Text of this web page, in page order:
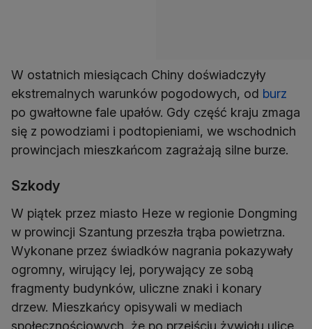
W ostatnich miesiącach Chiny doświadczyły
ekstremalnych warunków pogodowych, od burz
po gwałtowne fale upałów. Gdy część kraju zmaga
się z powodziami i podtopieniami, we wschodnich
prowincjach mieszkańcom zagrażają silne burze.
Szkody
W piątek przez miasto Heze w regionie Dongming
w prowincji Szantung przeszła trąba powietrzna.
Wykonane przez świadków nagrania pokazywały
ogromny, wirujący lej, porywający ze sobą
fragmenty budynków, uliczne znaki i konary
drzew. Mieszkańcy opisywali w mediach
społecznościowych, że po przejściu żywiołu ulice